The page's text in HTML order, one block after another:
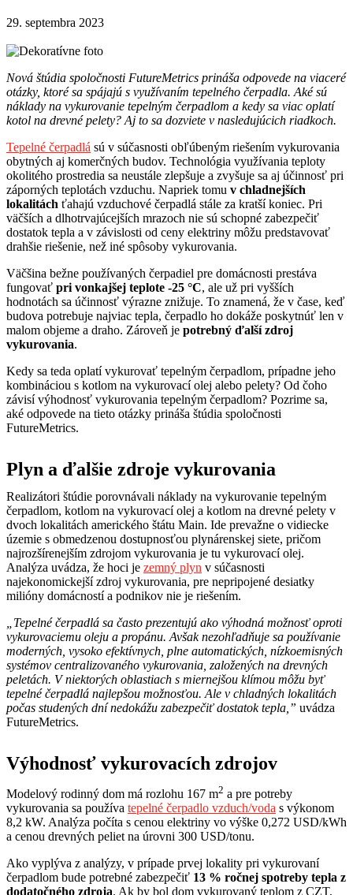
29. septembra 2023
Nová štúdia spoločnosti FutureMetrics prináša odpovede na viaceré
otázky, ktoré sa spájajú s využívaním tepelného čerpadla. Aké sú
náklady na vykurovanie tepelným čerpadlom a kedy sa viac oplatí
kotol na drevné pelety? Aj to sa dozviete v nasledujúcich riadkoch.
Tepelné čerpadlá sú v súčasnosti obľúbeným riešením vykurovania
obytných aj komerčných budov. Technológia využívania teploty
okolitého prostredia sa neustále zlepšuje a zvyšuje sa aj účinnosť pri
záporných teplotách vzduchu. Napriek tomu v chladnejších
lokalitách ťahajú vzduchové čerpadlá stále za kratší koniec. Pri
väčších a dlhotrvajúcejších mrazoch nie sú schopné zabezpečiť
dostatok tepla a v závislosti od ceny elektriny môžu predstavovať
drahšie riešenie, než iné spôsoby vykurovania.
Väčšina bežne používaných čerpadiel pre domácnosti prestáva
fungovať pri vonkajšej teplote -25 °C, ale už pri vyšších
hodnotách sa účinnosť výrazne znižuje. To znamená, že v čase, keď
budova potrebuje najviac tepla, čerpadlo ho dokáže poskytnúť len v
malom objeme a draho. Zároveň je potrebný ďalší zdroj
vykurovania.
Kedy sa teda oplatí vykurovať tepelným čerpadlom, prípadne jeho
kombináciou s kotlom na vykurovací olej alebo pelety? Od čoho
závisí výhodnosť vykurovania tepelným čerpadlom? Pozrime sa,
aké odpovede na tieto otázky prináša štúdia spoločnosti
FutureMetrics.
Plyn a ďalšie zdroje vykurovania
Realizátori štúdie porovnávali náklady na vykurovanie tepelným
čerpadlom, kotlom na vykurovací olej a kotlom na drevné pelety v
dvoch lokalitách amerického štátu Main. Ide prevažne o vidiecke
územie s obmedzenou dostupnosťou plynárenskej siete, pričom
najrozšírenejším zdrojom vykurovania je tu vykurovací olej.
Analýza uvádza, že hoci je zemný plyn v súčasnosti
najekonomickejší zdroj vykurovania, pre nepripojené desiatky
milióny domácností a podnikov nie je riešením.
„Tepelné čerpadlá sa často prezentujú ako výhodná možnosť oproti
vykurovaciemu oleju a propánu. Avšak nezohľadňuje sa používanie
moderných, vysoko efektívnych, plne automatických, nízkoemisných
systémov centralizovaného vykurovania, založených na drevných
peletách. V niektorých oblastiach s miernejšou klímou môžu byť
tepelné čerpadlá najlepšou možnosťou. Ale v chladných lokalitách
počas studených dní nedokážu zabezpečiť dostatok tepla,” uvádza
FutureMetrics.
Výhodnosť vykurovacích zdrojov
Modelový rodinný dom má rozlohu 167 m2 a pre potreby
vykurovania sa používa tepelné čerpadlo vzduch/voda s výkonom
8,2 kW. Analýza počíta s cenou elektriny vo výške 0,272 USD/kWh
a cenou drevných peliet na úrovni 300 USD/tonu.
Ako vyplýva z analýzy, v prípade prvej lokality pri vykurovaní
čerpadlom bude potrebné zabezpečiť 13 % ročnej spotreby tepla z
dodatočného zdroja. Ak by bol dom vykurovaný teplom z CZT,